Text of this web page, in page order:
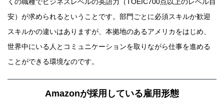
安）が求められるということです。部門ごとに必須スキルか歓迎
スキルかの違いはありますが、本拠地のあるアメリカをはじめ、
世界中にいる人とコミュニケーションを取りながら仕事を進める
ことができる環境なのです。
Amazonが採用している雇用形態